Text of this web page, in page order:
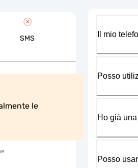
SMS
le
Il mio
Posso
Ho già
Posso